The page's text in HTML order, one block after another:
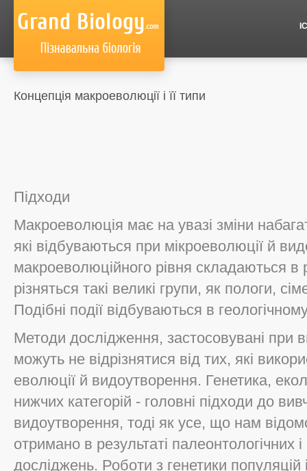
Концепція макроеволюції і її типи
Підходи
Макроеволюція має на увазі зміни
які відбуваються при мікроеволюції й
макроеволюційного рівня складаються в
різняться такі великі групи, як пологи,
Подібні події відбуваються в
Методи дослідження, застосовувані при
можуть не відрізнятися від тих, які
еволюції й видоутворення. Генетика,
нижчих категорій - головні підходи до
видоутворення, тоді як усе, що нам
отримано в результаті палеонтологічних
досліджень. Роботи з генетики